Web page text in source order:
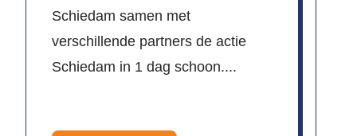
Schiedam samen met
verschillende partners de actie
Schiedam in 1 dag schoon....